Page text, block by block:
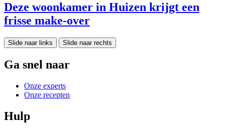
Deze woonkamer in Huizen krijgt een
frisse make-over
Slide naar links Slide naar rechts
Ga snel naar
Onze experts
Onze recepten
Hulp